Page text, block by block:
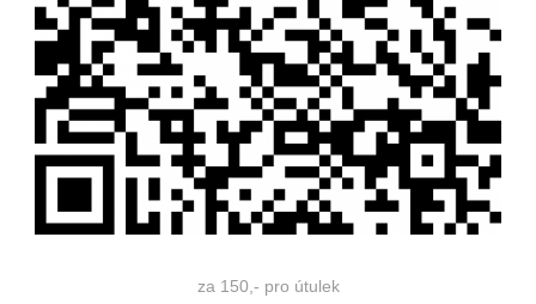
za 150,- pro útulek